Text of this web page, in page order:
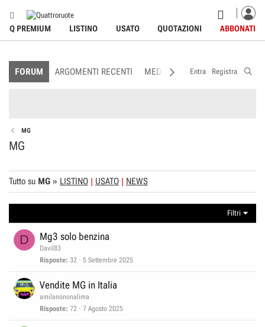
Q PREMIUM LISTINO USATO QUOTAZIONI ABBONATI
FORUM ARGOMENTI RECENTI MEDIA MEMBRI
Entra Registra
MG
MG
Tutto su MG » LISTINO USATO NEWS
Filtri
D Mg3 solo benzina
Davil83
Risposte 32 5 Settembre 2025
Vendite MG in Italia
amilanononalima
Risposte 72 7 Agosto 2025